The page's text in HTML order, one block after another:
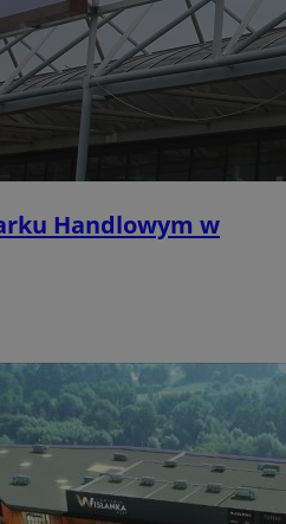
Handlowym w